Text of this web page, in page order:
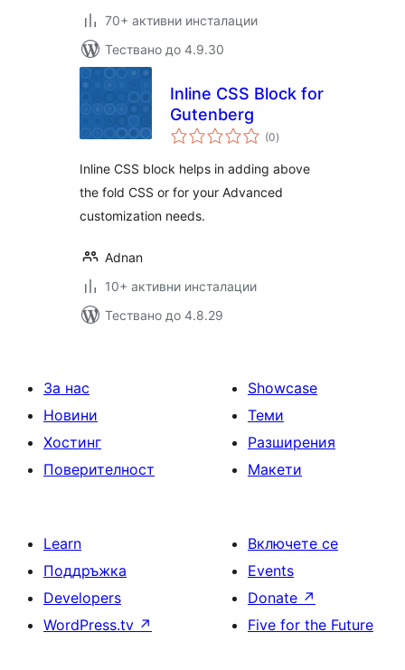
70+ активни инсталации
Тествано до 4.9.30
Inline CSS Block for
Gutenberg
(0общо
оценки
)
Inline CSS block helps in adding above
the fold CSS or for your Advanced
customization needs.
Adnan
10+ активни инсталации
Тествано до 4.8.29
За нас
Новини
Хостинг
Поверителност
Showcase
Теми
Разширения
Макети
Learn
Поддръжка
Developers
WordPress.tv ↗
Включете се
Events
Donate ↗
Five for the Future